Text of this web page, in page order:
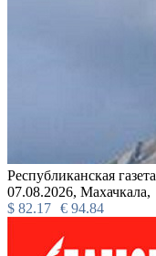
Республиканская
07.08.2026, Махачкала,
$ 82.17 € 94.84